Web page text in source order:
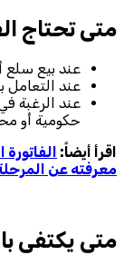
متى تحتاج
عند بيع سلع
عند
عند الرغبة
حكومية أو
اقرأ أيضاً:
معرفته عن المرحلة
متى يكتفى